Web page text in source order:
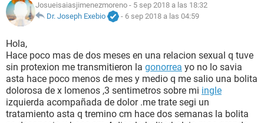
NUTRICIÓN
BIENESTAR
SEXUALIDAD
GLOSARIO
Josueisaiasjimenezmoreno - 5 sep 2018 a las 18:32
Dr. Joseph Exebio
- 6 sep 2018 a las 04:59
Hola,
Hace poco mas de dos meses en una relacion sexual q tuve
sin protexion me transmitieron la gonorrea yo no lo savia
asta hace poco menos de mes y medio q me salio una bolita
dolorosa de x lomenos ,3 sentimetros sobre mi ingle
izquierda acompañada de dolor .me trate segi un
tratamiento asta q tremino cm hace dos semanas la bolita